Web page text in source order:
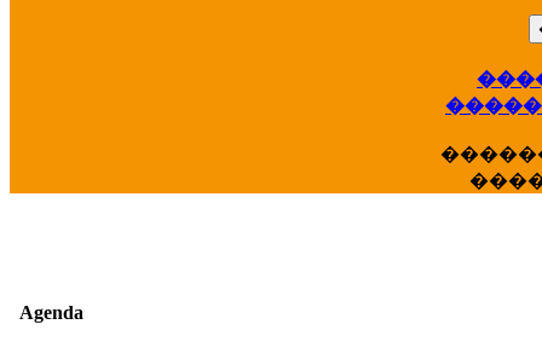
Agenda